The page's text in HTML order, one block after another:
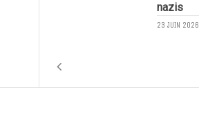
nazis
23 JUIN 2026